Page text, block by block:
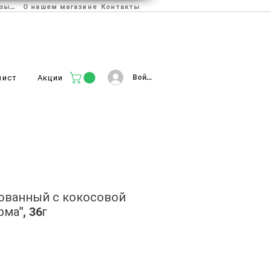
Отзывы О нашем магазине Контакты
Акции Войти
с кокосовой
36г